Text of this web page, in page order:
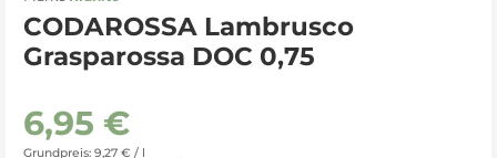
CODAROSSA Lambrusco
Grasparossa DOC 0,75
6,95 €
Grundpreis: 9,27 € / l